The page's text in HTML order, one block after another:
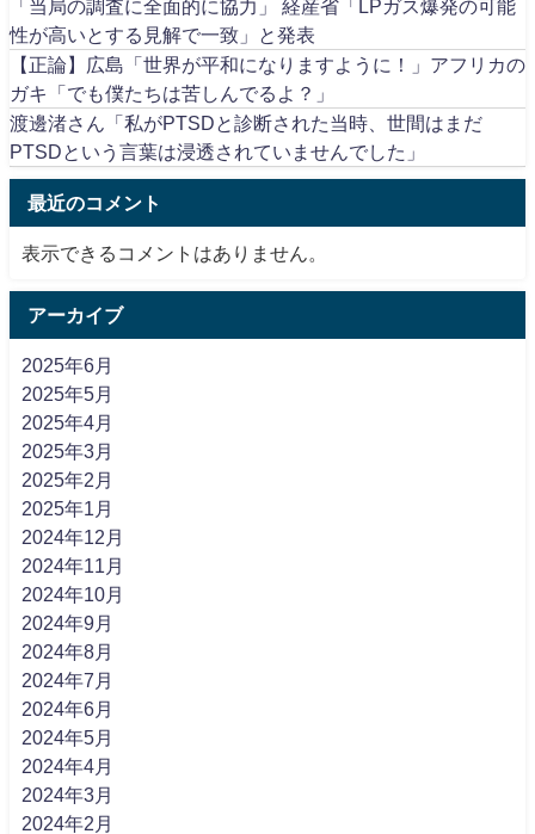
「当局の調査に全面的に協力」 経産省「LPガス爆発の可能
性が高いとする見解で一致」と発表
【正論】広島「世界が平和になりますように！」アフリカの
ガキ「でも僕たちは苦しんでるよ？」
渡邊渚さん「私がPTSDと診断された当時、世間はまだ
PTSDという言葉は浸透されていませんでした」
最近のコメント
表示できるコメントはありません。
アーカイブ
2025年6月
2025年5月
2025年4月
2025年3月
2025年2月
2025年1月
2024年12月
2024年11月
2024年10月
2024年9月
2024年8月
2024年7月
2024年6月
2024年5月
2024年4月
2024年3月
2024年2月